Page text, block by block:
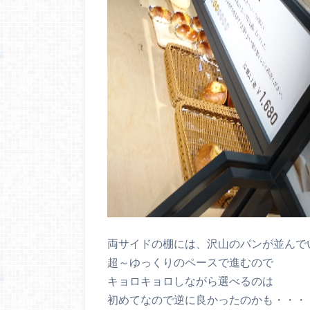
両サイドの棚には、沢山のパンが並んで
超～ゆっくりのペースで進むので
キョロキョロしながら選べるのは
初めてなので逆に良かったのかも・・・